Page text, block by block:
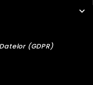
(GDPR)